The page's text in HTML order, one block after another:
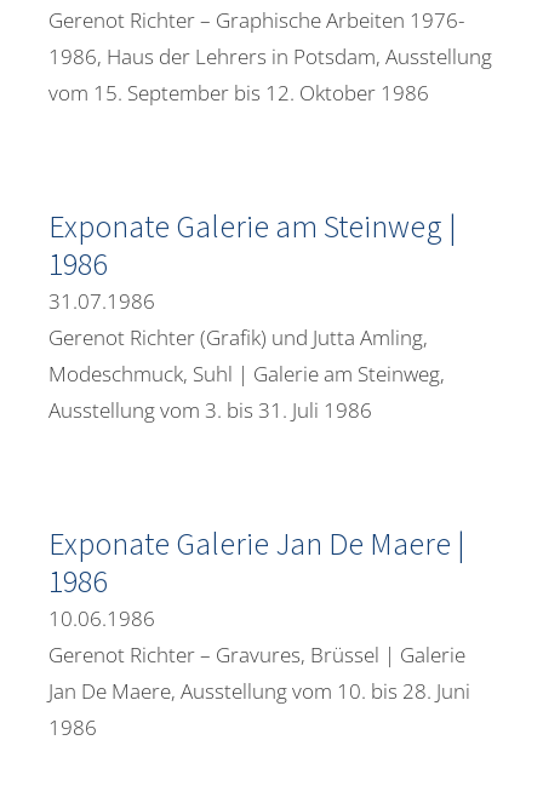
Gerenot Richter – Graphische Arbeiten 1976-
1986, Haus der Lehrers in Potsdam, Ausstellung
vom 15. September bis 12. Oktober 1986
Exponate Galerie am Steinweg |
1986
31.07.1986
Gerenot Richter (Grafik) und Jutta Amling,
Modeschmuck, Suhl | Galerie am Steinweg,
Ausstellung vom 3. bis 31. Juli 1986
Exponate Galerie Jan De Maere |
1986
10.06.1986
Gerenot Richter – Gravures, Brüssel | Galerie
Jan De Maere, Ausstellung vom 10. bis 28. Juni
1986